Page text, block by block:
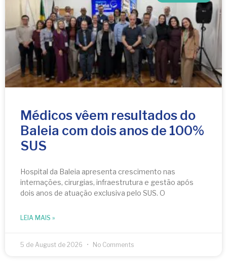
Médicos vêem resultados do
Baleia com dois anos de 100%
SUS
Hospital da Baleia apresenta crescimento nas
internações, cirurgias, infraestrutura e gestão após
dois anos de atuação exclusiva pelo SUS. O
LEIA MAIS »
5 de August de 2026 No Comments